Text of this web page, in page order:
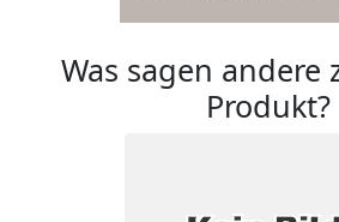
Was sagen andere
Produkt?